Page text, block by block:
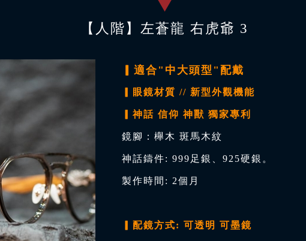
【人階】左蒼龍 右虎爺 3
▎適合"中大頭型"配戴
▎眼鏡材質 // 新型外觀機能
▎神話 信仰 神獸 獨家專利
鏡腳：櫸木 斑馬木紋
神話鑄件: 999足銀、925硬銀。
製作時間: 2個月
▎配鏡方式: 可透明 可墨鏡